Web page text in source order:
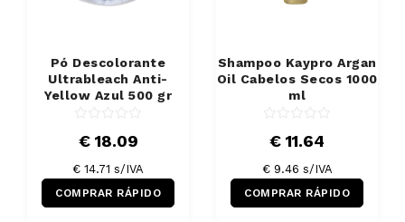
Pó Descolorante
Ultrableach Anti-
Yellow Azul 500 gr
€ 18.09
€ 14.71 s/IVA
COMPRAR RÁPIDO
Shampoo Kaypro Argan
Oil Cabelos Secos 1000
ml
€ 11.64
€ 9.46 s/IVA
COMPRAR RÁPIDO